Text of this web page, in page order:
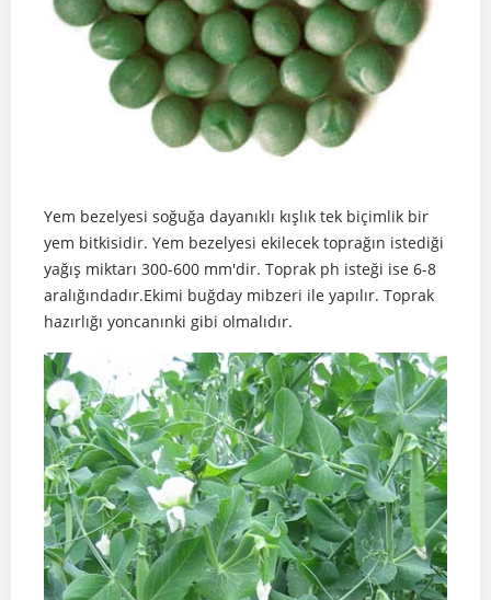
Yem bezelyesi soğuğa dayanıklı kışlık tek biçimlik bir
yem bitkisidir. Yem bezelyesi ekilecek toprağın istediği
yağış miktarı 300-600 mm'dir. Toprak ph isteği ise 6-8
aralığındadır.Ekimi buğday mibzeri ile yapılır. Toprak
hazırlığı yoncanınki gibi olmalıdır.